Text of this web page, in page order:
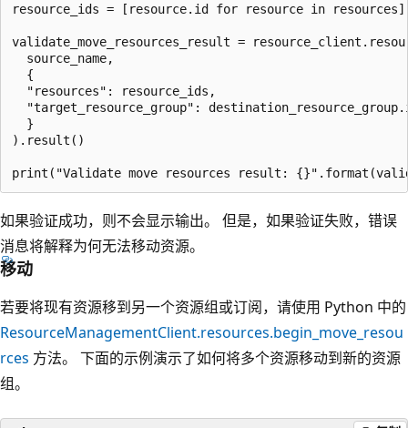
resource_ids = [resource.id for resource in resources]
validate_move_resources_result =
  source_name,
  {
  "resources": resource_ids,
"target_resource_group":
  }
).result()
如果验证成功，则不会显示输出。 但是，如果验证失败，错误
消息将解释为何无法移动资源。
移动
若要将现有资源移到另一个资源组或订阅，请使用 Python 中的
ResourceManagementClient.resources.begin_move_resou
rces 方法。 下面的示例演示了如何将多个资源移动到新的资源
组。